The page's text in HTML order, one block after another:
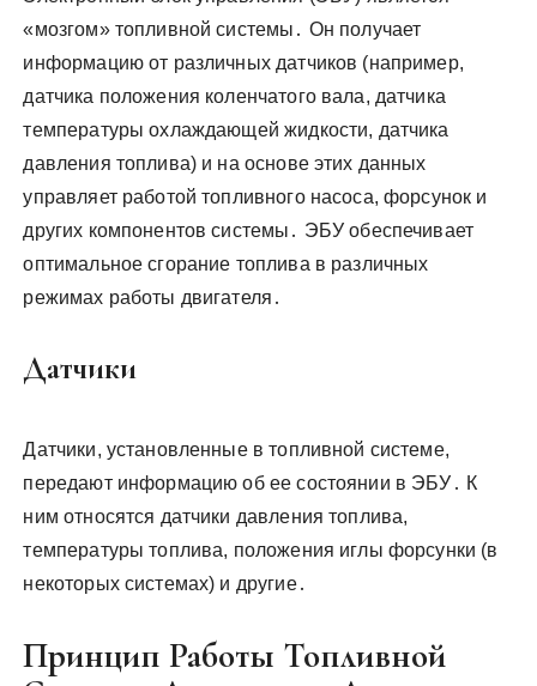
«мозгом» топливной системы․ Он получает
информацию от различных датчиков (например,
датчика положения коленчатого вала, датчика
температуры охлаждающей жидкости, датчика
давления топлива) и на основе этих данных
управляет работой топливного насоса, форсунок и
других компонентов системы․ ЭБУ обеспечивает
оптимальное сгорание топлива в различных
режимах работы двигателя․
Датчики
Датчики, установленные в топливной системе,
передают информацию об ее состоянии в ЭБУ․ К
ним относятся датчики давления топлива,
температуры топлива, положения иглы форсунки (в
некоторых системах) и другие․
Принцип Работы Топливной